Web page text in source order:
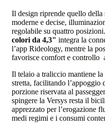
Il design riprende quello
moderne e decise,
regolabile su quattro
colori da 4,3" integra la
l’app Rideology, mentre la
favorisce comfort e controllo
Il telaio a traliccio mantiene
stretta, facilitando l’appoggio
porzione riservata al
spingere la Versys resta il
apprezzato per l’erogazione
medi regimi e i consumi